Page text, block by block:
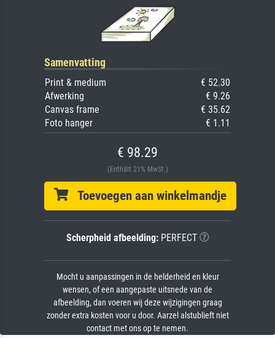
Samenvatting
Print & medium
€ 52.30
Afwerking
€ 9.26
Canvas frame
€ 35.62
Foto hanger
€ 1.11
€ 98.29
(Enthält 21% MwSt.)
Toevoegen aan winkelmandje
Scherpheid afbeelding:PERFECT
Mocht u aanpassingen in de helderheid en kleur
wensen, of een aangepaste uitsnede van de
afbeelding, dan voeren wij deze wijzigingen graag
zonder extra kosten voor u door. Aarzel alstublieft niet
contact met ons op te nemen.